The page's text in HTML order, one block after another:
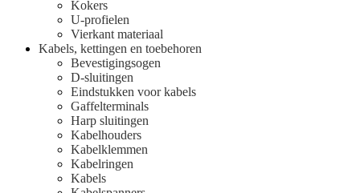
Kokers
U-profielen
Vierkant materiaal
Kabels, kettingen en toebehoren
Bevestigingsogen
D-sluitingen
Eindstukken voor kabels
Gaffelterminals
Harp sluitingen
Kabelhouders
Kabelklemmen
Kabelringen
Kabels